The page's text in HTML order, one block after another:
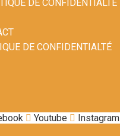
DE CONFIDENTIALTÉ
DE CONFIDENTIALTÉ
Youtube Instagram